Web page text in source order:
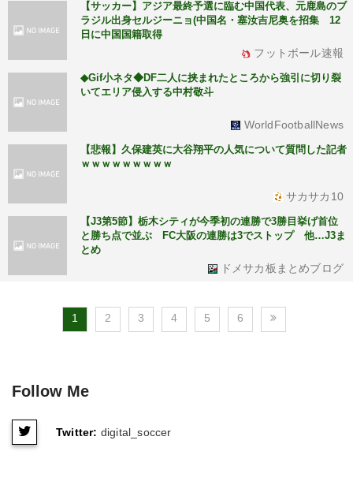
【サッカー】アジア最終予選に臨む中国代表、元鹿島のブ
ラジル出身セルジーニョ(中国名・塞汝吉尼奥を招集 12
日に中国国籍取得
フットボール速報
◆Gif小ネタ◆DF二人に挟まれたところから強引に切り裂
いてエリア侵入する中村敬斗
WorldFootballNews
【悲報】久保建英に大谷翔平の人気について質問した記者
ｗｗｗｗｗｗｗｗｗ
サカサカ10
【J3第5節】栃木シティが今季初の連勝で3勝目挙げ首位
と勝ち点で並ぶ FC大阪の連勝は3でストップ 他…J3ま
とめ
ドメサカ板まとめブログ
1 2 3 4 5 6
Follow Me
Twitter: digital_soccer